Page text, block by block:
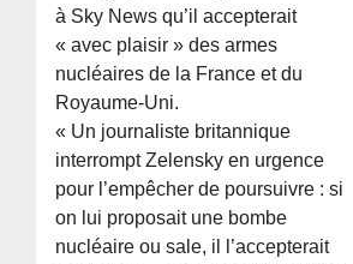
à Sky News qu’il accepterait
« avec plaisir » des armes
nucléaires de la France et du
Royaume-Uni.
« Un journaliste britannique
interrompt Zelensky en urgence
pour l’empêcher de poursuivre : si
on lui proposait une bombe
nucléaire ou sale, il l’accepterait